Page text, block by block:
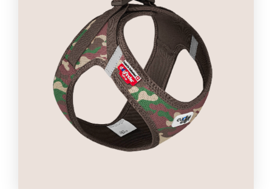
hasta
39,95 €